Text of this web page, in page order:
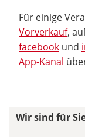
Für einige
Vorverkauf,
facebook und
App-Kanal
Wir sind für